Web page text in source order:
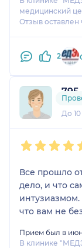
Очень
медицинский
Отзыв
2
3
До
Все прошло
дело, и что
что вам не
Прием был в
В клинике